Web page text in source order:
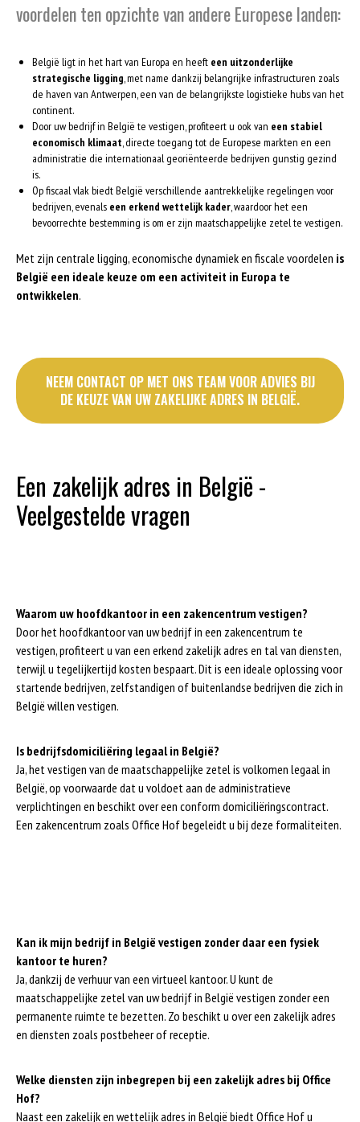
voordelen ten opzichte van andere Europese landen:
België ligt in het hart van Europa en heeft een uitzonderlijke
strategische ligging, met name dankzij belangrijke infrastructuren zoals
de haven van Antwerpen, een van de belangrijkste logistieke hubs van het
continent.
Door uw bedrijf in België te vestigen, profiteert u ook van een stabiel
economisch klimaat, directe toegang tot de Europese markten en een
administratie die internationaal georiënteerde bedrijven gunstig gezind
is.
Op fiscaal vlak biedt België verschillende aantrekkelijke regelingen voor
bedrijven, evenals een erkend wettelijk kader, waardoor het een
bevoorrechte bestemming is om er zijn maatschappelijke zetel te vestigen.
Met zijn centrale ligging, economische dynamiek en fiscale voordelen is
België een ideale keuze om een activiteit in Europa te
ontwikkelen.
NEEM CONTACT OP MET ONS TEAM VOOR ADVIES BIJ
DE KEUZE VAN UW ZAKELIJKE ADRES IN BELGIË.
Een zakelijk adres in België -
Veelgestelde vragen
Waarom uw hoofdkantoor in een zakencentrum vestigen?
Door het hoofdkantoor van uw bedrijf in een zakencentrum te
vestigen, profiteert u van een erkend zakelijk adres en tal van diensten,
terwijl u tegelijkertijd kosten bespaart. Dit is een ideale oplossing voor
startende bedrijven, zelfstandigen of buitenlandse bedrijven die zich in
België willen vestigen.
Is bedrijfsdomiciliëring legaal in België?
Ja, het vestigen van de maatschappelijke zetel is volkomen legaal in
België, op voorwaarde dat u voldoet aan de administratieve
verplichtingen en beschikt over een conform domiciliëringscontract.
Een zakencentrum zoals Office Hof begeleidt u bij deze formaliteiten.
Kan ik mijn bedrijf in België vestigen zonder daar een fysiek
kantoor te huren?
Ja, dankzij de verhuur van een virtueel kantoor. U kunt de
maatschappelijke zetel van uw bedrijf in België vestigen zonder een
permanente ruimte te bezetten. Zo beschikt u over een zakelijk adres
en diensten zoals postbeheer of receptie.
Welke diensten zijn inbegrepen bij een zakelijk adres bij Office
Hof?
Naast een zakelijk en wettelijk adres in België biedt Office Hof u